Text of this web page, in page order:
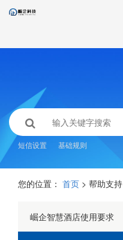
短信设置 基础规则
您的位置： 首页 > 帮助支持
崛企智慧酒店使用要求